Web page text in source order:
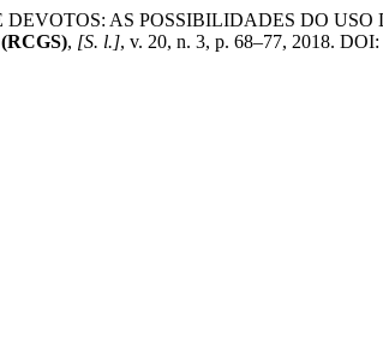
AS POSSIBILIDADES DO
, [S. l.], v. 20, n. 3, p. 68–77, 2018.